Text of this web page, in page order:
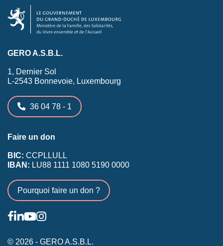
GERO A.S.B.L.
1, Dernier Sol
L-2543 Bonnevoie, Luxembourg
36 04 78 - 1
Faire un don
BIC: CCPLLULL
IBAN: LU88 1111 1080 5190 0000
Pourquoi faire un don ?
© 2026 - GERO A.S.B.L.